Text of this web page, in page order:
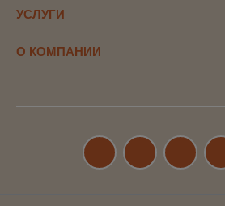
УСЛУГИ
О КОМПАНИИ